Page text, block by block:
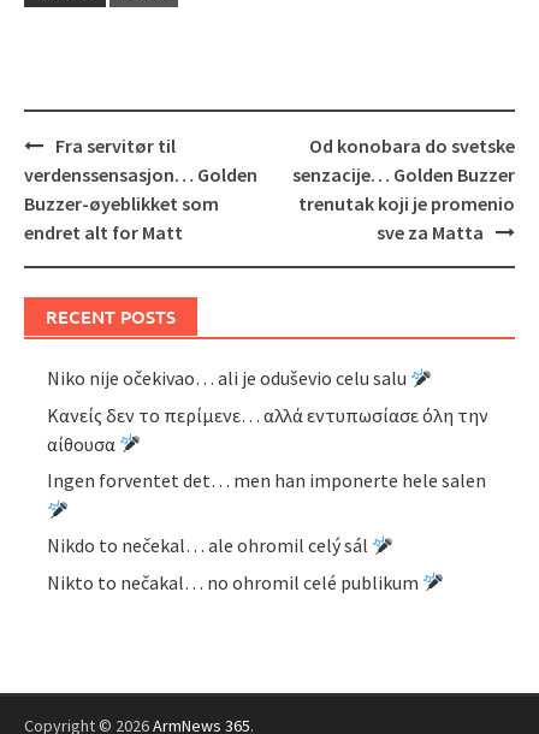
Post
navigation
Fra servitør til
verdenssensasjon… Golden
Buzzer-øyeblikket som
endret alt for Matt
Od konobara do svetske
senzacije… Golden Buzzer
trenutak koji je promenio
sve za Matta
RECENT POSTS
Niko nije očekivao… ali je oduševio celu salu
Κανείς δεν το περίμενε… αλλά εντυπωσίασε όλη την
αίθουσα
Ingen forventet det… men han imponerte hele salen
Nikdo to nečekal… ale ohromil celý sál
Nikto to nečakal… no ohromil celé publikum
Copyright © 2026ArmNews 365.